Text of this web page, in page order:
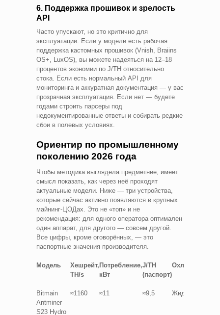
6. Поддержка прошивок и зрелость
API
Часто упускают, но это критично для
эксплуатации. Если у модели есть рабочая
поддержка кастомных прошивок (Vnish, Braiins
OS+, LuxOS), вы можете надеяться на 12–18
процентов экономии по J/TH относительно
стока. Если есть нормальный API для
мониторинга и аккуратная документация — у вас
прозрачная эксплуатация. Если нет — будете
годами строить парсеры под
недокументированные ответы и собирать редкие
сбои в полевых условиях.
Ориентир по промышленному
поколению 2026 года
Чтобы методика выглядела предметнее, имеет
смысл показать, как через неё проходят
актуальные модели. Ниже — три устройства,
которые сейчас активно появляются в крупных
майнинг-ЦОДах. Это не «топ» и не
рекомендация: для одного оператора оптимален
один аппарат, для другого — совсем другой.
Все цифры, кроме оговорённых, — это
паспортные значения производителя.
Модель
Хешрейт,
TH/s
Потребление,
кВт
J/TH
(паспорт)
Охлаждение
Bitmain
Antminer
S23 Hydro
≈1160 ≈11 ≈9,5 Жидкостное